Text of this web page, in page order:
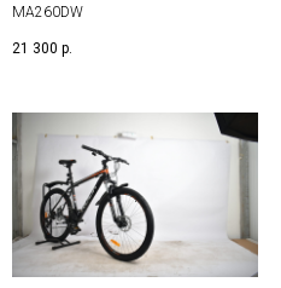
MA260DW
21 300 р.